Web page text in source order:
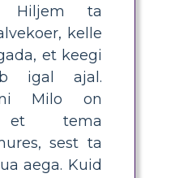
Hiljem ta
kelle
et keegi
igal ajal.
Milo on
et tema
sest ta
aega. Kuid